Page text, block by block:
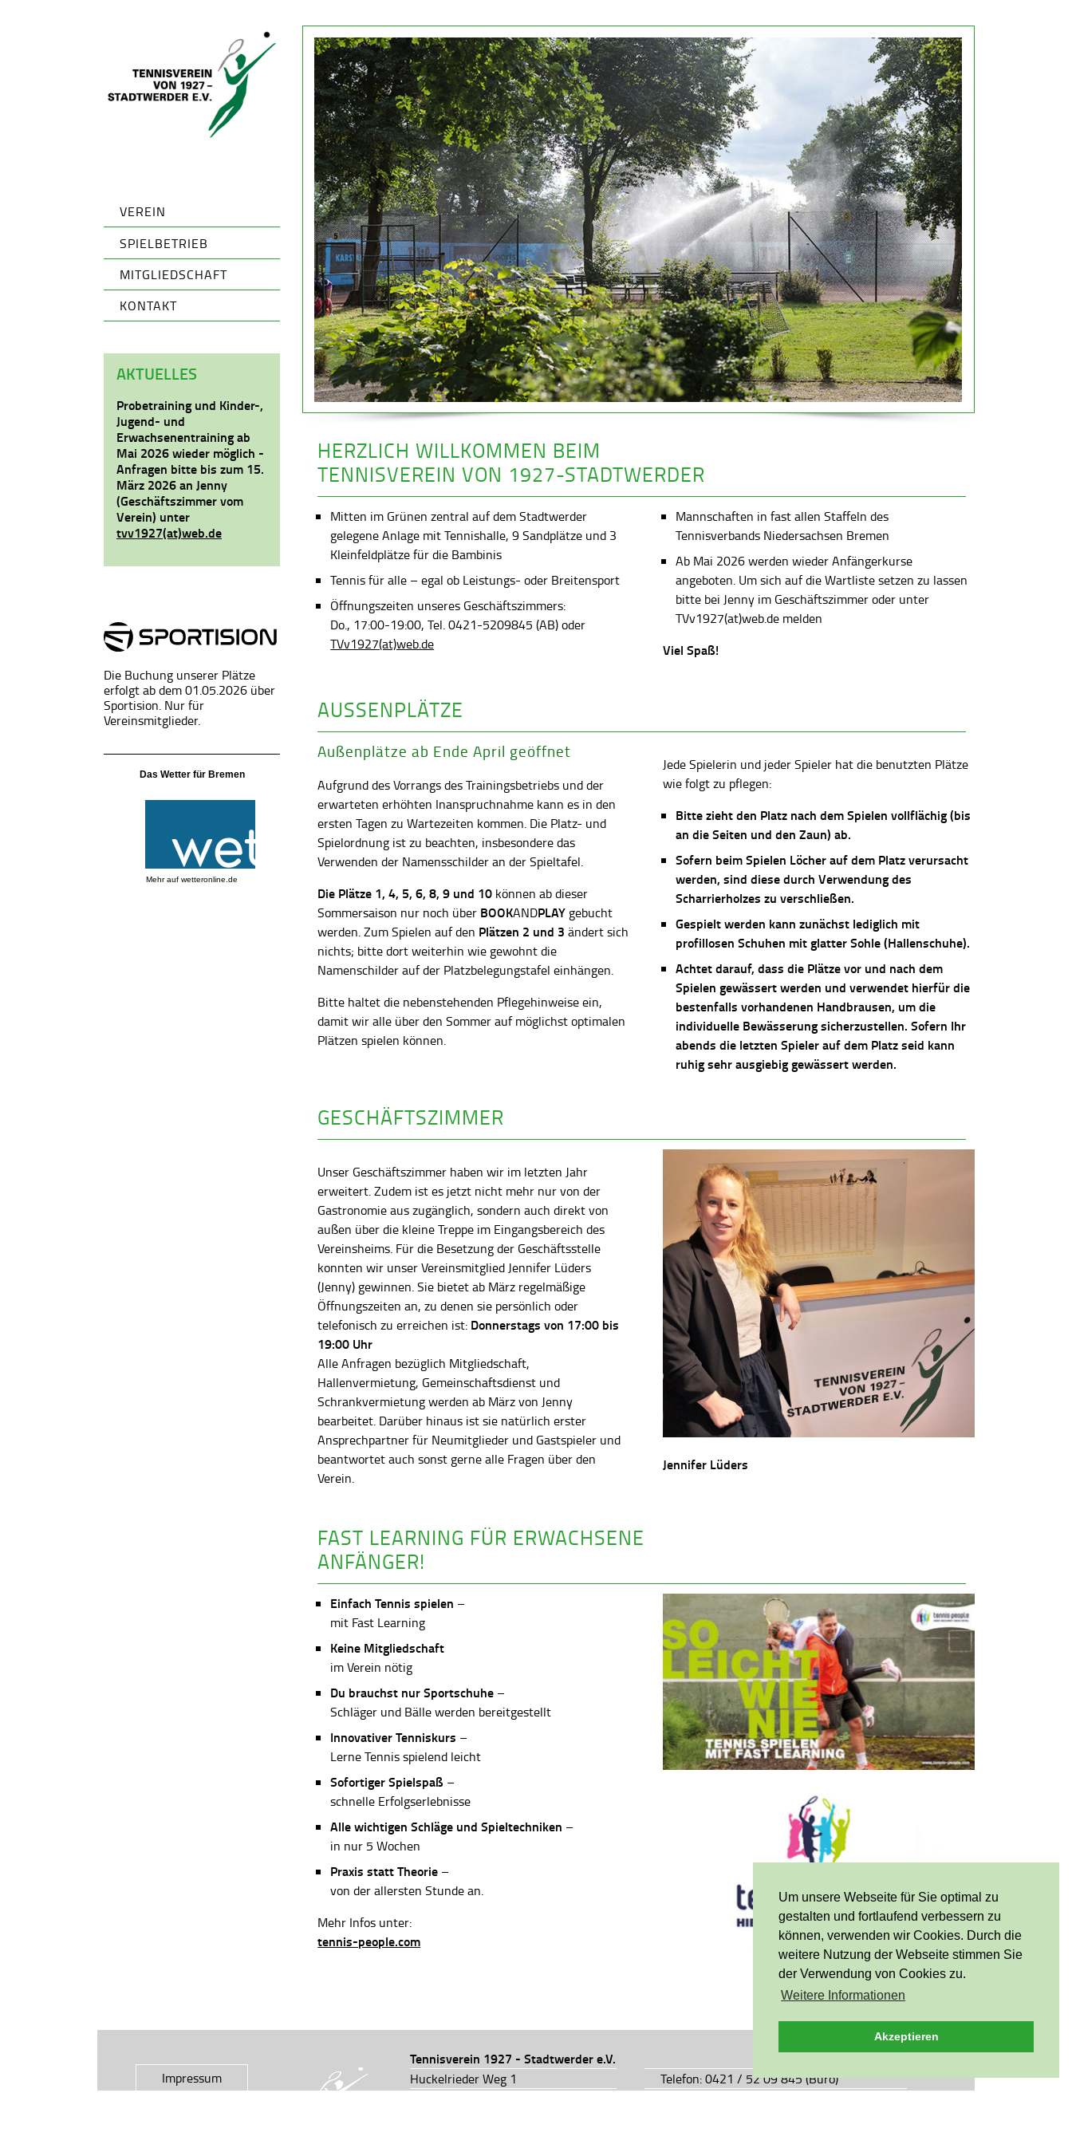
Um unsere Webseite für Sie optimal zu
gestalten und fortlaufend verbessern zu
können, verwenden wir Cookies. Durch die
weitere Nutzung der Webseite stimmen Sie
der Verwendung von Cookies zu.
Weitere Informationen
Akzeptieren
VEREIN
SPIELBETRIEB
MITGLIEDSCHAFT
KONTAKT
AKTUELLES
Probetraining und Kinder-,
Jugend- und
Erwachsenentraining ab
Mai 2026 wieder möglich -
Anfragen bitte bis zum 15.
März 2026 an Jenny
(Geschäftszimmer vom
Verein) unter
tvv1927(at)web.de
Die Buchung unserer Plätze
erfolgt ab dem 01.05.2026 über
Sportision. Nur für
Vereinsmitglieder.
Das Wetter für Bremen
Mehr auf wetteronline.de
HERZLICH WILLKOMMEN BEIM
TENNISVEREIN VON 1927-STADTWERDER
Mitten im Grünen zentral auf dem Stadtwerder
gelegene Anlage mit Tennishalle, 9 Sandplätze und 3
Kleinfeldplätze für die Bambinis
Tennis für alle – egal ob Leistungs- oder Breitensport
Öffnungszeiten unseres Geschäftszimmers:
Do., 17:00-19:00, Tel. 0421-5209845 (AB) oder
TVv1927(at)web.de
Mannschaften in fast allen Staffeln des
Tennisverbands Niedersachsen Bremen
Ab Mai 2026 werden wieder Anfängerkurse
angeboten. Um sich auf die Wartliste setzen zu lassen
bitte bei Jenny im Geschäftszimmer oder unter
TVv1927(at)web.de melden
Viel Spaß!
AUSSENPLÄTZE
Außenplätze ab Ende April geöffnet
Aufgrund des Vorrangs des Trainingsbetriebs und der
erwarteten erhöhten Inanspruchnahme kann es in den
ersten Tagen zu Wartezeiten kommen. Die Platz- und
Spielordnung ist zu beachten, insbesondere das
Verwenden der Namensschilder an der Spieltafel.
Die Plätze 1, 4, 5, 6, 8, 9 und 10 können ab dieser
Sommersaison nur noch über BOOKANDPLAY gebucht
werden. Zum Spielen auf den Plätzen 2 und 3 ändert sich
nichts; bitte dort weiterhin wie gewohnt die
Namenschilder auf der Platzbelegungstafel einhängen.
Bitte haltet die nebenstehenden Pflegehinweise ein,
damit wir alle über den Sommer auf möglichst optimalen
Plätzen spielen können.
Jede Spielerin und jeder Spieler hat die benutzten Plätze
wie folgt zu pflegen:
Bitte zieht den Platz nach dem Spielen vollflächig (bis
an die Seiten und den Zaun) ab.
Sofern beim Spielen Löcher auf dem Platz verursacht
werden, sind diese durch Verwendung des
Scharrierholzes zu verschließen.
Gespielt werden kann zunächst lediglich mit
profillosen Schuhen mit glatter Sohle (Hallenschuhe).
Achtet darauf, dass die Plätze vor und nach dem
Spielen gewässert werden und verwendet hierfür die
bestenfalls vorhandenen Handbrausen, um die
individuelle Bewässerung sicherzustellen. Sofern Ihr
abends die letzten Spieler auf dem Platz seid kann
ruhig sehr ausgiebig gewässert werden.
GESCHÄFTSZIMMER
Unser Geschäftszimmer haben wir im letzten Jahr
erweitert. Zudem ist es jetzt nicht mehr nur von der
Gastronomie aus zugänglich, sondern auch direkt von
außen über die kleine Treppe im Eingangsbereich des
Vereinsheims. Für die Besetzung der Geschäftsstelle
konnten wir unser Vereinsmitglied Jennifer Lüders
(Jenny) gewinnen. Sie bietet ab März regelmäßige
Öffnungszeiten an, zu denen sie persönlich oder
telefonisch zu erreichen ist: Donnerstags von 17:00 bis
19:00 Uhr
Alle Anfragen bezüglich Mitgliedschaft,
Hallenvermietung, Gemeinschaftsdienst und
Schrankvermietung werden ab März von Jenny
bearbeitet. Darüber hinaus ist sie natürlich erster
Ansprechpartner für Neumitglieder und Gastspieler und
beantwortet auch sonst gerne alle Fragen über den
Verein.
Jennifer Lüders
FAST LEARNING FÜR ERWACHSENE
ANFÄNGER!
Einfach Tennis spielen –
mit Fast Learning
Keine Mitgliedschaft
im Verein nötig
Du brauchst nur Sportschuhe –
Schläger und Bälle werden bereitgestellt
Innovativer Tenniskurs –
Lerne Tennis spielend leicht
Sofortiger Spielspaß –
schnelle Erfolgserlebnisse
Alle wichtigen Schläge und Spieltechniken –
in nur 5 Wochen
Praxis statt Theorie –
von der allersten Stunde an.
Mehr Infos unter:
tennis-people.com
Impressum
Tennisverein 1927 - Stadtwerder e.V.
Huckelrieder Weg 1
Telefon: 0421 / 52 09 845 (Büro)